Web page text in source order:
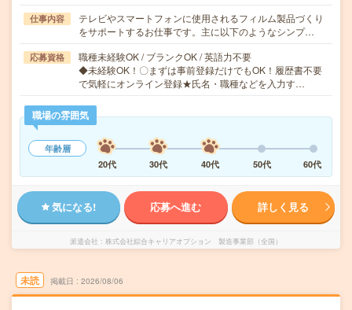
仕事内容
テレビやスマートフォンに使用されるフィルム製品づくり
をサポートするお仕事です。主に以下のようなシンプ…
応募資格
職種未経験OK / ブランクOK / 英語力不要
◆未経験OK！〇まずは事前登録だけでもOK！履歴書不要
で気軽にオンライン登録★氏名・職種などを入力す…
職場の雰囲気
年齢層
20代
30代 40代 50代 60代
気になる! 応募へ進む 詳しく見る
派遣会社 株式会社綜合キャリアオプション 製造事業部（全国）
未読 掲載日 2026/08/06